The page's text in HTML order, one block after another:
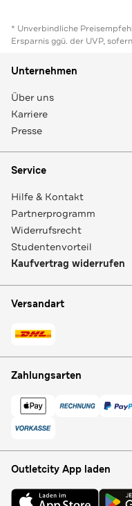
* Unverbindliche
Ersparnis ggü. der UVP,
Unternehmen
Über uns
Karriere
Presse
Service
Hilfe & Kontakt
Partnerprogramm
Widerrufsrecht
Studentenvorteil
Kaufvertrag widerrufen
Versandart
Zahlungsarten
Outletcity App laden